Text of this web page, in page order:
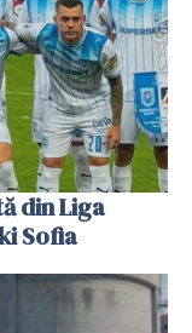
din Liga
Sofia